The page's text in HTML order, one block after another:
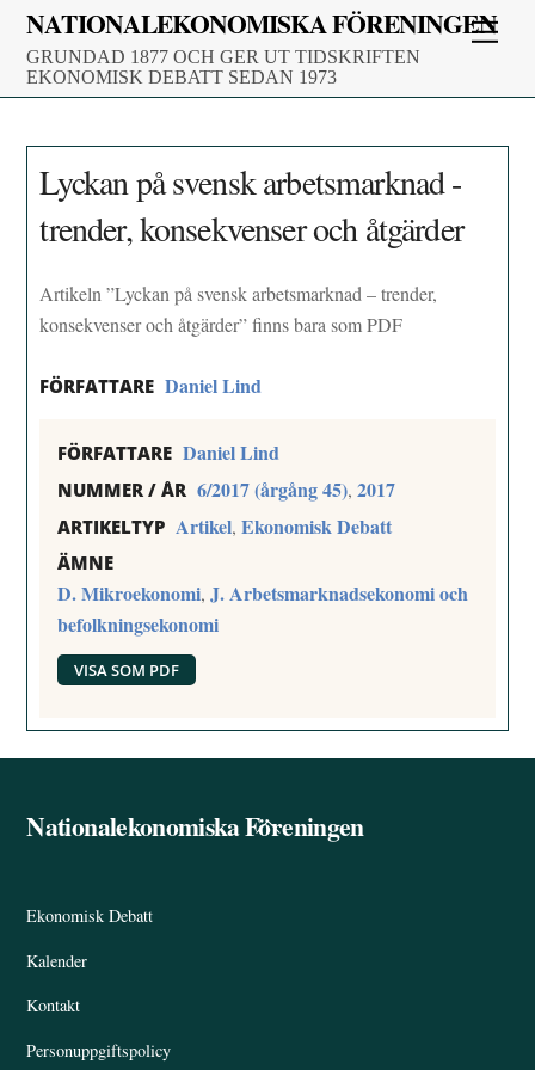
Skip
content
NATIONALEKONOMISKA FÖRENINGEN
GRUNDAD 1877 OCH GER UT TIDSKRIFTEN
EKONOMISK DEBATT SEDAN 1973
Lyckan på svensk arbetsmarknad -
trender, konsekvenser och åtgärder
Artikeln ”Lyckan på svensk arbetsmarknad – trender,
konsekvenser och åtgärder” finns bara som PDF
FÖRFATTARE Daniel Lind
FÖRFATTARE Daniel Lind
NUMMER / ÅR 6/2017 (årgång 45),2017
ARTIKELTYP Artikel,Ekonomisk Debatt
ÄMNE
D. Mikroekonomi,J. Arbetsmarknadsekonomi och
befolkningsekonomi
VISA SOM PDF
Back
Nationalekonomiska Föreningen
Ekonomisk Debatt
Kalender
Kontakt
Personuppgiftspolicy